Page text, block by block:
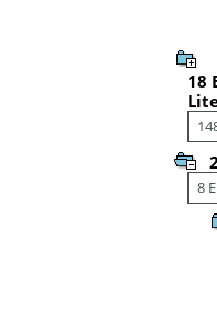
18
8